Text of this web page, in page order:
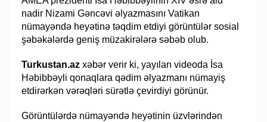
nadir Nizami Gəncəvi əlyazmasını Vatikan
nümayəndə heyətinə təqdim etdiyi görüntülər sosial
şəbəkələrdə geniş müzakirələrə səbəb olub.
Turkustan.azxəbər verir ki, yayılan videoda İsa
Həbibbəyli qonaqlara qədim əlyazmanı nümayiş
etdirərkən vərəqləri sürətlə çevirdiyi görünür.
Görüntülərdə nümayəndə heyətinin üzvlərindən